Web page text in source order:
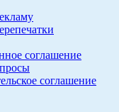
соглашение
соглашение